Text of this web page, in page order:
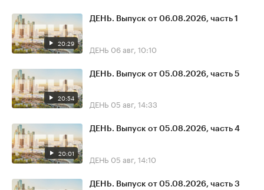
20:29
ДЕНЬ. Выпуск от 06.08.2026, часть 1
ДЕНЬ 06 авг, 10:10
20:54
ДЕНЬ. Выпуск от 05.08.2026, часть 5
ДЕНЬ 05 авг, 14:33
20:01
ДЕНЬ. Выпуск от 05.08.2026, часть 4
ДЕНЬ 05 авг, 14:10
ДЕНЬ. Выпуск от 05.08.2026, часть 3